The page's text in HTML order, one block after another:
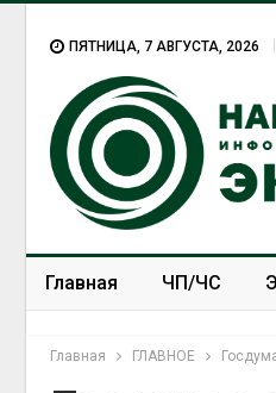
ПЯТНИЦА, 7 АВГУСТА, 2026
Главная ЧП/ЧС
Главная ГЛАВНОЕ